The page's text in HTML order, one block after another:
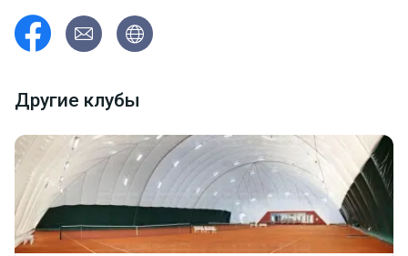
Другие клубы